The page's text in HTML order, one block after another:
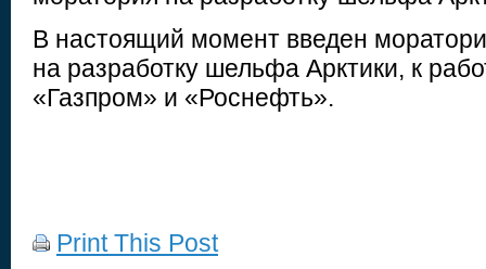
В настоящий момент введен
на разработку шельфа Арктики, к
«Газпром» и «Роснефть».
Print This Post